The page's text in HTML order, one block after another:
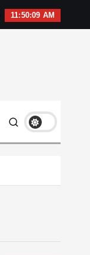
11:50:10 AM